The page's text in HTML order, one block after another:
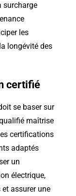
surcharge
les
longévité des
certifié
se baser sur
maîtrise
certifications
adaptés
un
électrique,
assurer une